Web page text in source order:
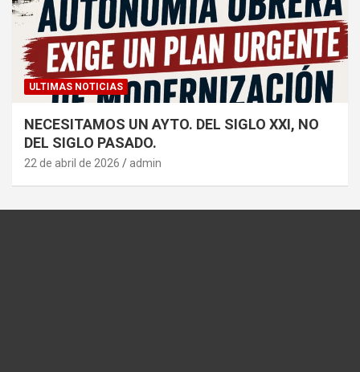
ULTIMAS NOTICIAS
NECESITAMOS UN AYTO. DEL SIGLO XXI, NO
DEL SIGLO PASADO.
22 de abril de 2026 admin